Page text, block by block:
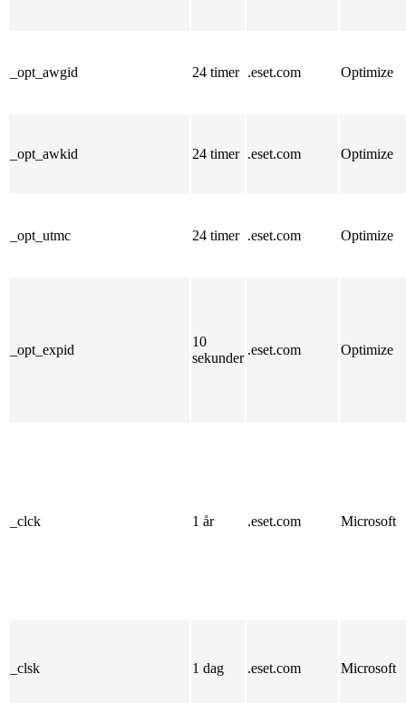
_opt_awgid 24 timer .eset.com Optimize
_opt_awkid 24 timer .eset.com Optimize
_opt_utmc 24 timer .eset.com Optimize
_opt_expid
10
sekunder
.eset.com Optimize
_clck 1 år .eset.com Microsoft
_clsk 1 dag .eset.com Microsoft